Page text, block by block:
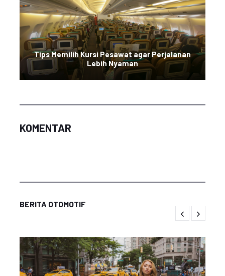
Tips Memilih Kursi Pesawat agar Perjalanan
Lebih Nyaman
KOMENTAR
BERITA OTOMOTIF